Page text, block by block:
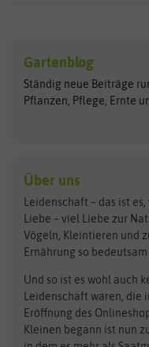
Exotische Samen
Gemüsesamen
Gründünger
Kräutersamen
Obstsamen
Pilzbrut
Rasensamen
Steckzwiebeln
Zimmer & Kübelpflanzen
Kataloge
Schnäppchen
Arche Noah
ASB Greenworld
Benary
Bingenheimer
Bionana
BIOWOL
Blumicorn
Bûten Birds
Gartenblog
Ständig neue Beiträge
Pflanzen, Pflege, Ernte
Über uns
Leidenschaft – das ist
Liebe – viel Liebe zur
Vögeln, Kleintieren und
Ernährung so bedeutsam
Und so ist es wohl auch
Leidenschaft waren, die
Eröffnung des
Kleinen begann ist nun